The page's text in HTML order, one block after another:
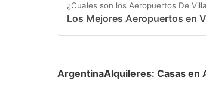
¿Cuales son los Aeropuertos De
Los Mejores Aeropuertos en
ArgentinaAlquileres: Casas en